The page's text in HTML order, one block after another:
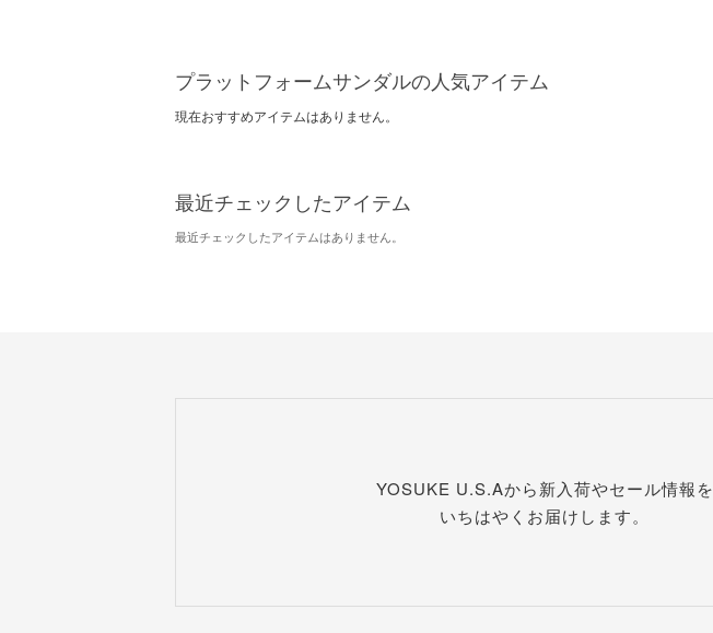
プラットフォームサンダルの人気アイテム
現在おすすめアイテムはありません。
最近チェックしたアイテム
最近チェックしたアイテムはありません。
YOSUKE U.S.Aから新入荷やセール情報を
いちはやくお届けします。